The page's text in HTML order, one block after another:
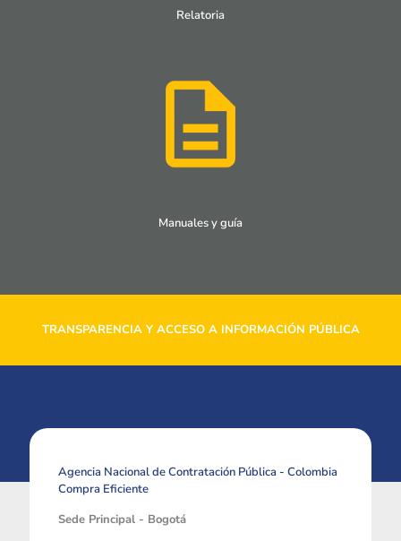
Relatoria
Manuales y guía
TRANSPARENCIA Y ACCESO A INFORMACIÓN PÚBLICA
Agencia Nacional de Contratación Pública - Colombia
Compra Eficiente
Sede Principal - Bogotá